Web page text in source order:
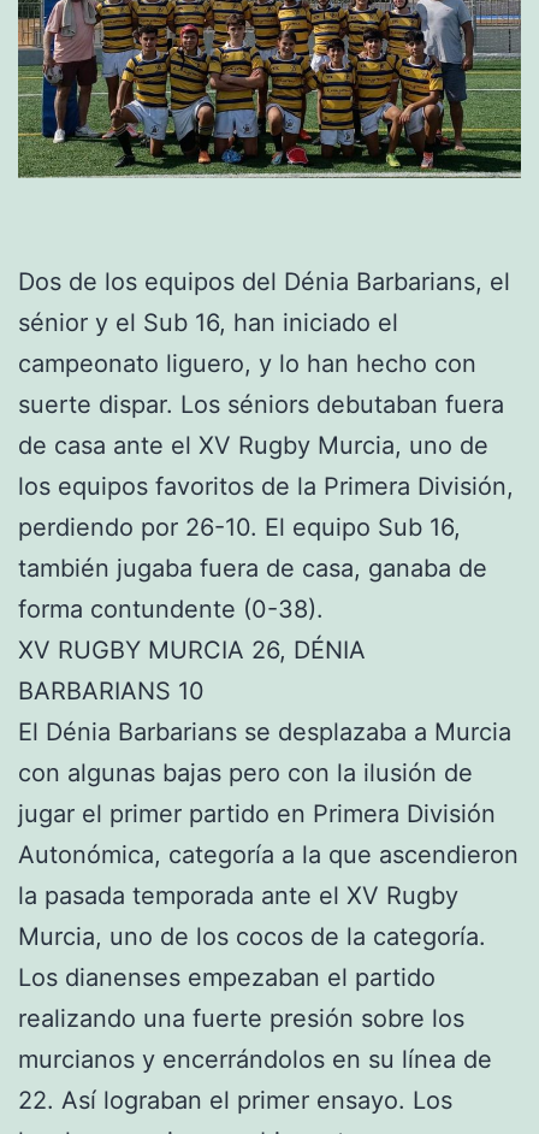
Dos de los equipos del Dénia Barbarians, el
sénior y el Sub 16, han iniciado el
campeonato liguero, y lo han hecho con
suerte dispar. Los séniors debutaban fuera
de casa ante el XV Rugby Murcia, uno de
los equipos favoritos de la Primera División,
perdiendo por 26-10. El equipo Sub 16,
también jugaba fuera de casa, ganaba de
forma contundente (0-38).
XV RUGBY MURCIA 26, DÉNIA
BARBARIANS 10
El Dénia Barbarians se desplazaba a Murcia
con algunas bajas pero con la ilusión de
jugar el primer partido en Primera División
Autonómica, categoría a la que ascendieron
la pasada temporada ante el XV Rugby
Murcia, uno de los cocos de la categoría.
Los dianenses empezaban el partido
realizando una fuerte presión sobre los
murcianos y encerrándolos en su línea de
22. Así lograban el primer ensayo. Los